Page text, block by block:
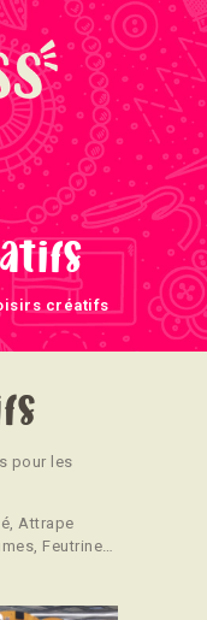
créatifs
pour les
Attrape
Feutrine…